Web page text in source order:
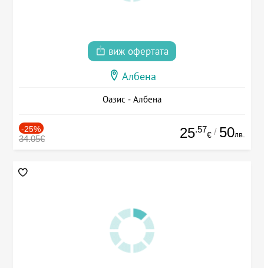
виж офертата
Албена
Оазис - Албена
-25%
34.05€ 25.57
€ / 50лв.